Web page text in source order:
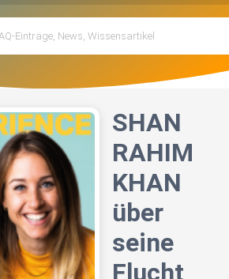
SHAN
RAHIM
KHAN
über
seine
Flucht